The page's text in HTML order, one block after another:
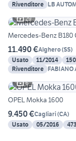
Rivenditore
29
Mercedes-Benz B180
11.490 €Alghero(SS)
Usato
11/2014
Rivenditore FABIANO
6
OPEL Mokka 1600
9.450 €Cagliari(CA)
Usato
05/2016